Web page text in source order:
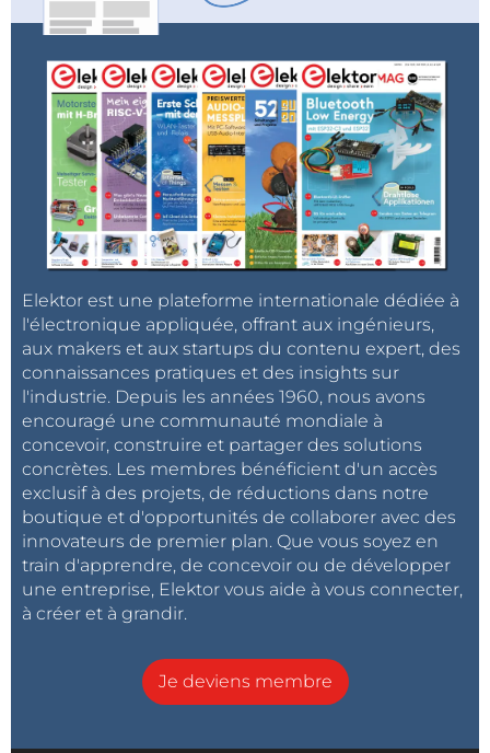
Elektor est une plateforme internationale dédiée à
l'électronique appliquée, offrant aux ingénieurs,
aux makers et aux startups du contenu expert, des
connaissances pratiques et des insights sur
l'industrie. Depuis les années 1960, nous avons
encouragé une communauté mondiale à
concevoir, construire et partager des solutions
concrètes. Les membres bénéficient d'un accès
exclusif à des projets, de réductions dans notre
boutique et d'opportunités de collaborer avec des
innovateurs de premier plan. Que vous soyez en
train d'apprendre, de concevoir ou de développer
une entreprise, Elektor vous aide à vous connecter,
à créer et à grandir.
Je deviens membre